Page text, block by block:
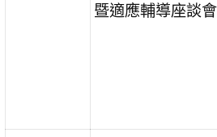
暨適應輔導座談